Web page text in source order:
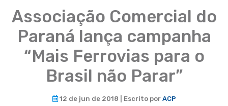
Associação Comercial do
Paraná lança campanha
“Mais Ferrovias para o
Brasil não Parar”
12 de jun de 2018 | Escrito por ACP